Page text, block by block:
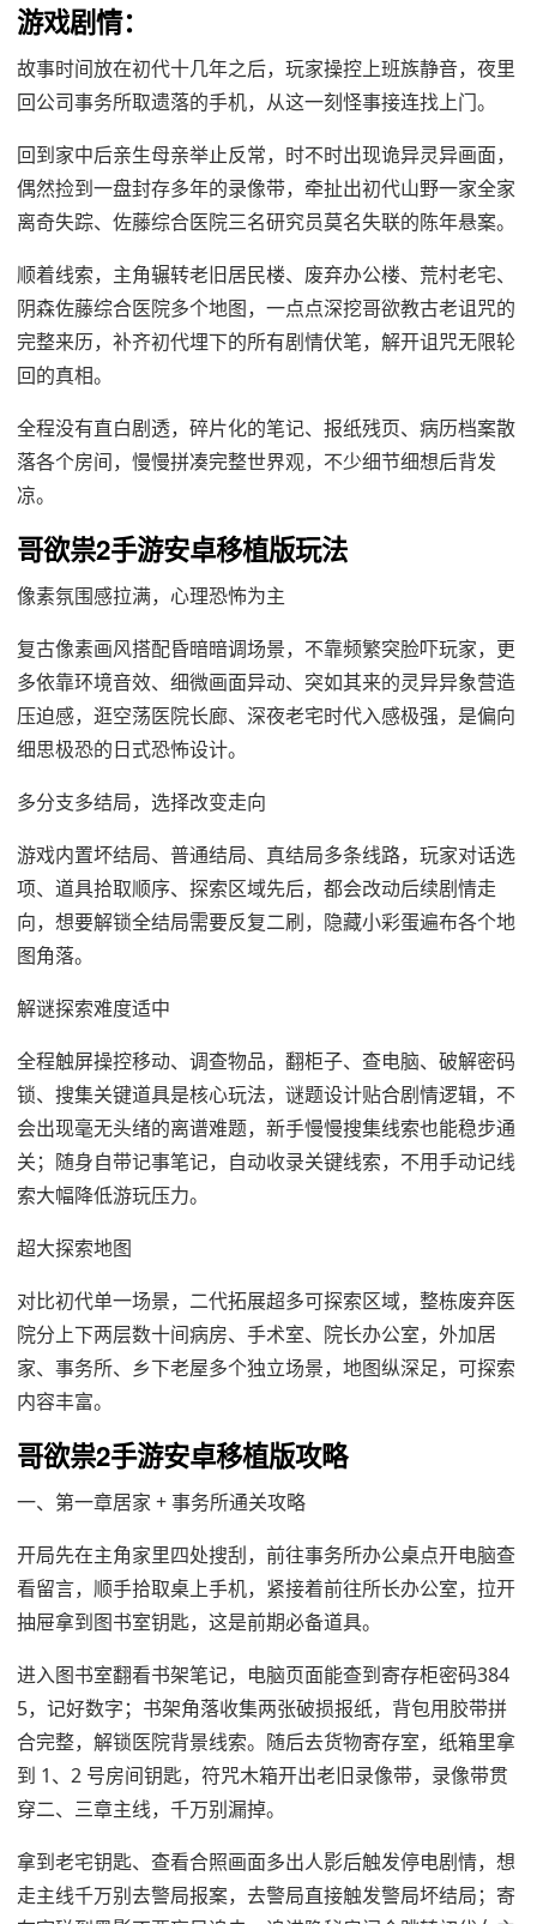
游戏剧情：
故事时间放在初代十几年之后，玩家操控上班族静音，夜里
回公司事务所取遗落的手机，从这一刻怪事接连找上门。
回到家中后亲生母亲举止反常，时不时出现诡异灵异画面，
偶然捡到一盘封存多年的录像带，牵扯出初代山野一家全家
离奇失踪、佐藤综合医院三名研究员莫名失联的陈年悬案。
顺着线索，主角辗转老旧居民楼、废弃办公楼、荒村老宅、
阴森佐藤综合医院多个地图，一点点深挖哥欲教古老诅咒的
完整来历，补齐初代埋下的所有剧情伏笔，解开诅咒无限轮
回的真相。
全程没有直白剧透，碎片化的笔记、报纸残页、病历档案散
落各个房间，慢慢拼凑完整世界观，不少细节细想后背发
凉。
哥欲祟2手游安卓移植版玩法
像素氛围感拉满，心理恐怖为主
复古像素画风搭配昏暗暗调场景，不靠频繁突脸吓玩家，更
多依靠环境音效、细微画面异动、突如其来的灵异异象营造
压迫感，逛空荡医院长廊、深夜老宅时代入感极强，是偏向
细思极恐的日式恐怖设计。
多分支多结局，选择改变走向
游戏内置坏结局、普通结局、真结局多条线路，玩家对话选
项、道具拾取顺序、探索区域先后，都会改动后续剧情走
向，想要解锁全结局需要反复二刷，隐藏小彩蛋遍布各个地
图角落。
解谜探索难度适中
全程触屏操控移动、调查物品，翻柜子、查电脑、破解密码
锁、搜集关键道具是核心玩法，谜题设计贴合剧情逻辑，不
会出现毫无头绪的离谱难题，新手慢慢搜集线索也能稳步通
关；随身自带记事笔记，自动收录关键线索，不用手动记线
索大幅降低游玩压力。
超大探索地图
对比初代单一场景，二代拓展超多可探索区域，整栋废弃医
院分上下两层数十间病房、手术室、院长办公室，外加居
家、事务所、乡下老屋多个独立场景，地图纵深足，可探索
内容丰富。
哥欲祟2手游安卓移植版攻略
一、第一章居家 + 事务所通关攻略
开局先在主角家里四处搜刮，前往事务所办公桌点开电脑查
看留言，顺手拾取桌上手机，紧接着前往所长办公室，拉开
抽屉拿到图书室钥匙，这是前期必备道具。
进入图书室翻看书架笔记，电脑页面能查到寄存柜密码384
5，记好数字；书架角落收集两张破损报纸，背包用胶带拼
合完整，解锁医院背景线索。随后去货物寄存室，纸箱里拿
到 1、2 号房间钥匙，符咒木箱开出老旧录像带，录像带贯
穿二、三章主线，千万别漏掉。
拿到老宅钥匙、查看合照画面多出人影后触发停电剧情，想
走主线千万别去警局报案，去警局直接触发警局坏结局；寄